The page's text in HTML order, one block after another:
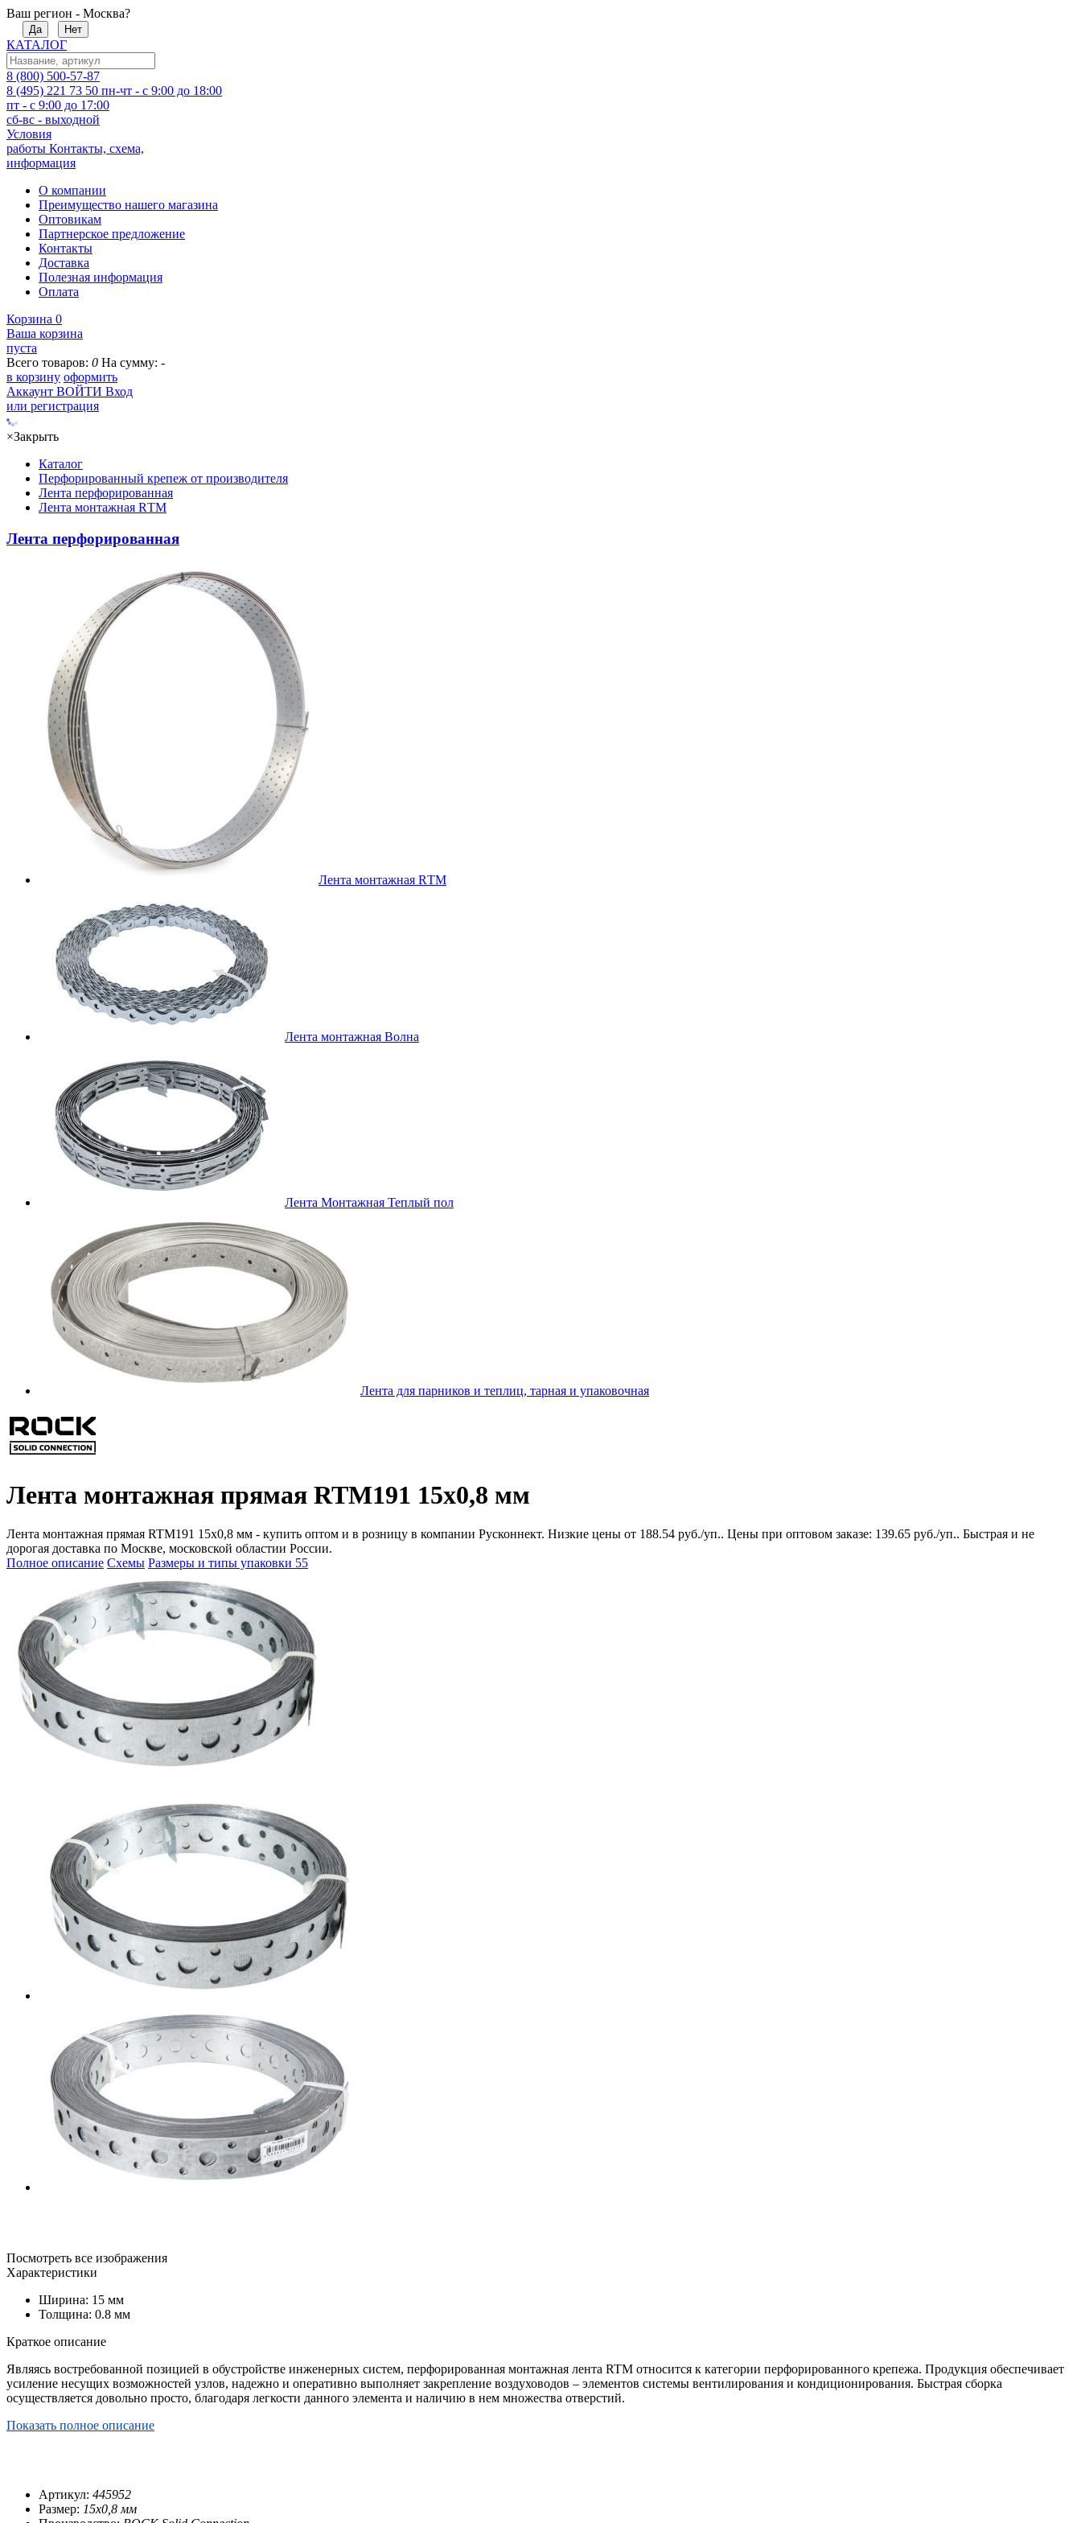
Ваш регион - Москва?
Да Нет
КАТАЛОГ
8 (800) 500-57-87
8 (495) 221 73 50 пн-чт - с 9:00 до 18:00
пт - с 9:00 до 17:00
сб-вс - выходной
Условия
работы Контакты, схема,
информация
О компании
Преимущество нашего магазина
Оптовикам
Партнерское предложение
Контакты
Доставка
Полезная информация
Оплата
Корзина 0
Ваша корзина
пуста
Всего товаров: 0 На сумму: -
в корзину оформить
Аккаунт ВОЙТИ Вход
или регистрация
×Закрыть
Каталог
Перфорированный крепеж от производителя
Лента перфорированная
Лента монтажная RТМ
Лента перфорированная
Лента монтажная RТМ
Лента монтажная Волна
Лента Монтажная Теплый пол
Лента для парников и теплиц, тарная и упаковочная
Лента монтажная прямая RTM191 15x0,8 мм
Лента монтажная прямая RTM191 15x0,8 мм - купить оптом и в розницу в компании Русконнект. Низкие цены от 188.54 руб./уп.. Цены при оптовом заказе: 139.65 руб./уп.. Быстрая и не
дорогая доставка по Москве, московской областии России.
Полное описание Схемы Размеры и типы упаковки 55
Посмотреть все изображения
Характеристики
Ширина: 15 мм
Толщина: 0.8 мм
Краткое описание
Являясь востребованной позицией в обустройстве инженерных систем, перфорированная монтажная лента RTM относится к категории перфорированного крепежа. Продукция обеспечивает
усиление несущих возможностей узлов, надежно и оперативно выполняет закрепление воздуховодов – элементов системы вентилирования и кондиционирования. Быстрая сборка
осуществляется довольно просто, благодаря легкости данного элемента и наличию в нем множества отверстий.
Показать полное описание
Артикул: 445952
Размер: 15x0,8 мм